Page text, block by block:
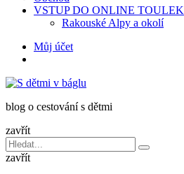
VSTUP DO ONLINE TOULEK
Rakouské Alpy a okolí
HledatMůj účet
v
blog o cestování s dětmi
zavřít
Vyhledávání
pro:
Hledat
zavřít